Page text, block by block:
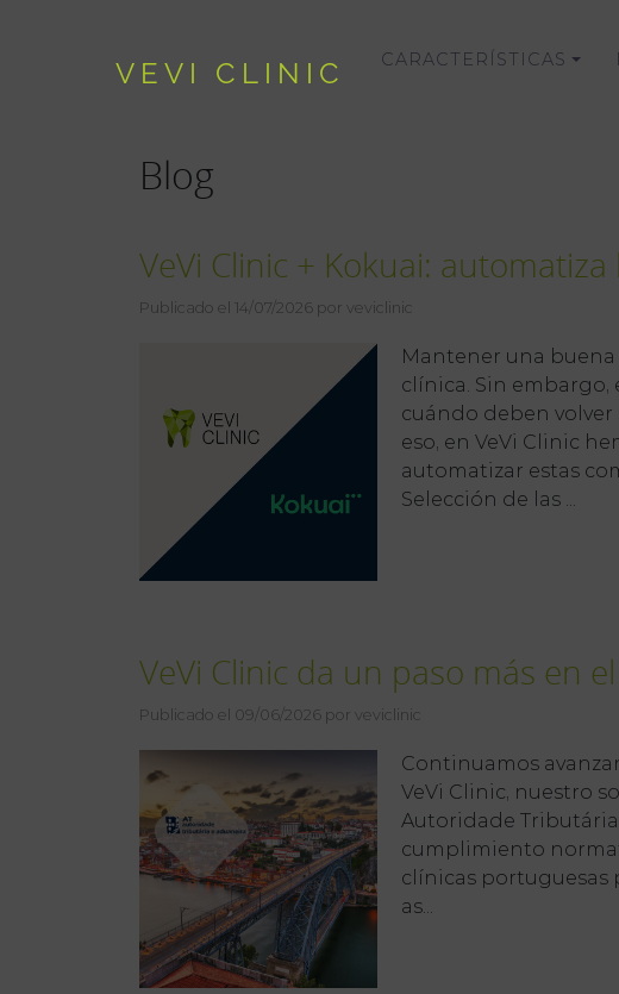
VEVI CLINIC CARACTERÍSTICAS
Blog
VeVi Clinic + Kokuai:
Publicado el 14/07/2026 por veviclinic
Mantener una
clínica. Sin
cuándo deben
eso, en VeVi Clinic
automatizar estas
Selección de las ...
VeVi Clinic da un paso más en
Publicado el 09/06/2026 por veviclinic
Continuamos
VeVi Clinic, nuestro
Autoridade
cumplimiento
clínicas portuguesas
as...